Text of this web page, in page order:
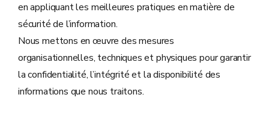
en appliquant les meilleures pratiques en matière de
sécurité de l’information.
Nous mettons en œuvre des mesures
organisationnelles, techniques et physiques pour garantir
la confidentialité, l’intégrité et la disponibilité des
informations que nous traitons.